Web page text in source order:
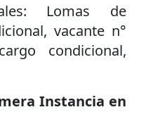
Lomas de
vacante n°
condicional,
Instancia en